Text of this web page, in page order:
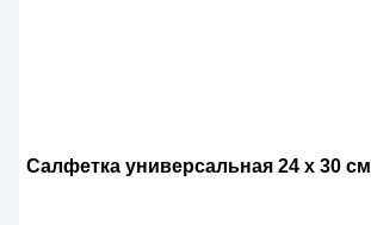
Салфетка универсальная 24 х 30 см